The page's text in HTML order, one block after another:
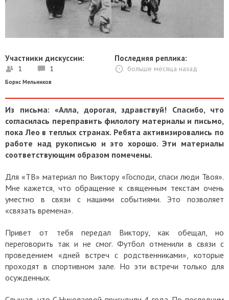
Участники дискуссии:
1 1
Последняя реплика:
больше месяца назад
Борис Мельников
Из письма: «Алла, дорогая, здравствуй! Спасибо, что
согласилась переправить филологу материалы и письмо,
пока Лео в теплых странах. Ребята активизировались по
работе над рукописью и это хорошо. Эти материалы
соответствующим образом помечены.
Для «ТВ» материал по Виктору «Господи, спаси люди Твоя».
Мне кажется, что обращение к священным текстам очень
уместно в связи с нашими событиями. Это позволяет
«связать времена».
Привет от тебя передал Виктору, как обещал, но
переговорить так и не смог. Футбол отменили в связи с
проведением «дней встреч с родственниками», которые
проходят в спортивном зале. Но эти встречи только для
осужденных.